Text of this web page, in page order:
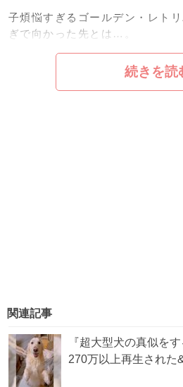
子煩悩すぎるゴールデン・レト
ぎで向かった先とは…。
続きを読
関連記事
『超大型犬の真似を
270万以上再生され